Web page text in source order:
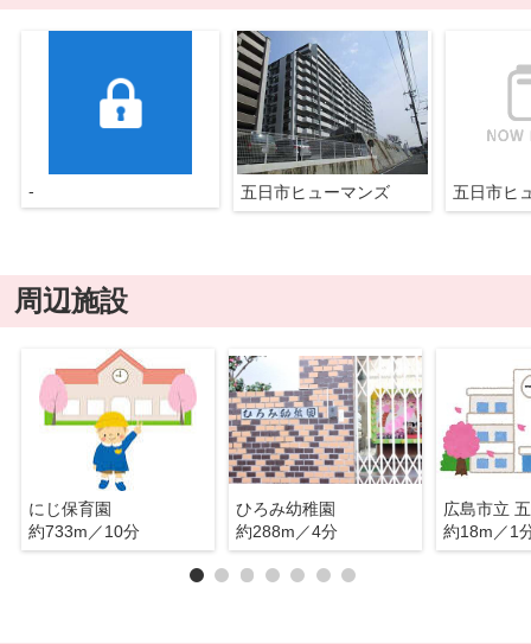
- 五日市ヒューマンズ 五日市ヒ
周辺施設
にじ保育園
約733m／10分
ひろみ幼稚園
約288m／4分
約18m／1